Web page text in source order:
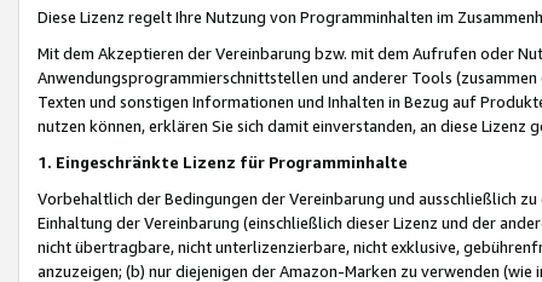
Diese Lizenz regelt Ihre Nutzung von Programminhalten im
Mit dem Akzeptieren der Vereinbarung bzw. mit dem Aufrufen oder
Anwendungsprogrammierschnittstellen und anderer Tools (zusammen
Texten und sonstigen Informationen und Inhalten in Bezug auf
nutzen können, erklären Sie sich damit einverstanden, an diese Lizenz
1. Eingeschränkte Lizenz für Programminhalte
Vorbehaltlich der Bedingungen der Vereinbarung und ausschließlich
Einhaltung der Vereinbarung (einschließlich dieser Lizenz und der
nicht übertragbare, nicht unterlizenzierbare, nicht exklusive,
anzuzeigen; (b) nur diejenigen der Amazon-Marken zu verwenden